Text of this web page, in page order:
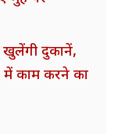
खुलेंगी दुकानें,
में काम करने का